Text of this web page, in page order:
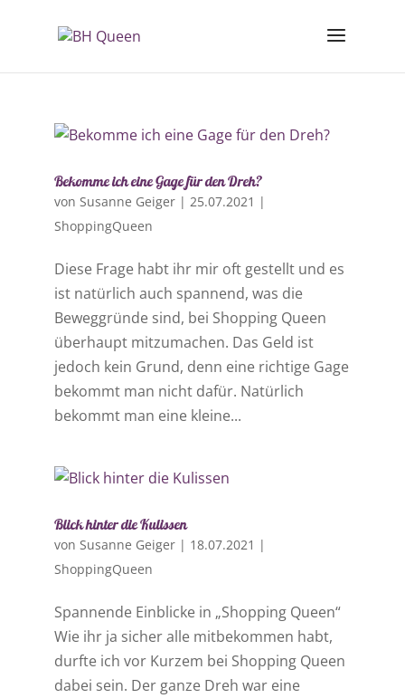
Bekomme ich eine Gage für den Dreh?
von Susanne Geiger| 25.07.2021 |
ShoppingQueen
Diese Frage habt ihr mir oft gestellt und es
ist natürlich auch spannend, was die
Beweggründe sind, bei Shopping Queen
überhaupt mitzumachen. Das Geld ist
jedoch kein Grund, denn eine richtige Gage
bekommt man nicht dafür. Natürlich
bekommt man eine kleine...
Blick hinter die Kulissen
von Susanne Geiger| 18.07.2021 |
ShoppingQueen
Spannende Einblicke in „Shopping Queen“
Wie ihr ja sicher alle mitbekommen habt,
durfte ich vor Kurzem bei Shopping Queen
dabei sein. Der ganze Dreh war eine